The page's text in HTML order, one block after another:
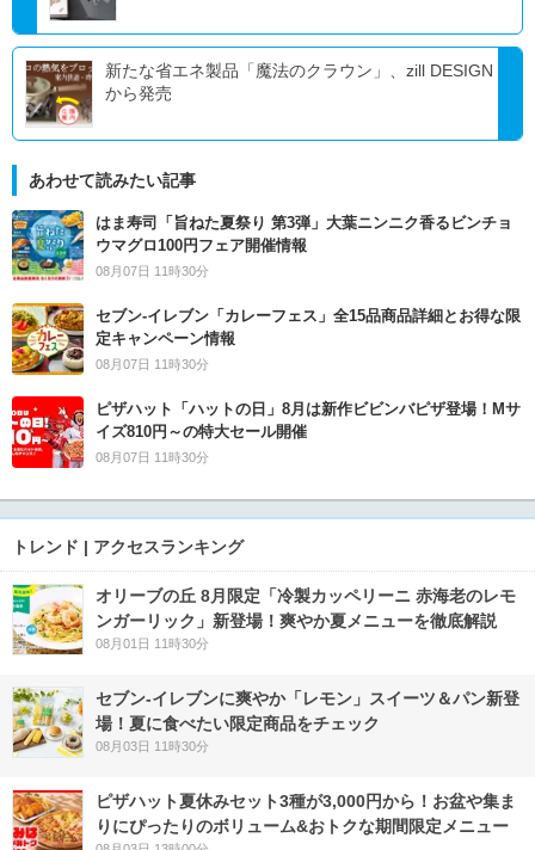
新たな省エネ製品「魔法のクラウン」、zill DESIGN
から発売
あわせて読みたい記事
はま寿司「旨ねた夏祭り 第3弾」大葉ニンニク香るビンチョ
ウマグロ100円フェア開催情報
08月07日 11時30分
セブン‐イレブン「カレーフェス」全15品商品詳細とお得な限
定キャンペーン情報
08月07日 11時30分
ピザハット「ハットの日」8月は新作ビビンバピザ登場！Mサ
イズ810円～の特大セール開催
08月07日 11時30分
トレンド | アクセスランキング
オリーブの丘 8月限定「冷製カッペリーニ 赤海老のレモ
ンガーリック」新登場！爽やか夏メニューを徹底解説
08月01日 11時30分
セブン‐イレブンに爽やか「レモン」スイーツ＆パン新登
場！夏に食べたい限定商品をチェック
08月03日 11時30分
ピザハット夏休みセット3種が3,000円から！お盆や集ま
りにぴったりのボリューム&おトクな期間限定メニュー